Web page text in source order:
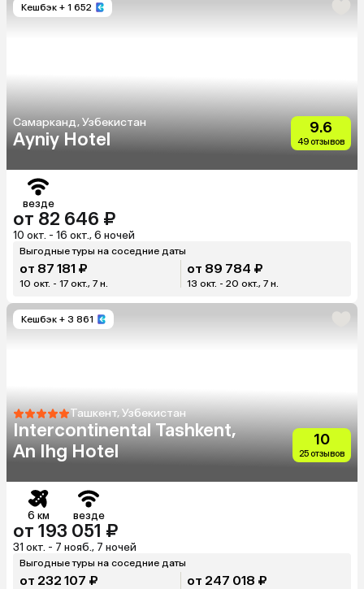
Кешбэк + 1 652
Самарканд, Узбекистан
Ayniу Hotel
9.6
49 отзывов
везде
от 82 646 ₽
10 окт. - 16 окт., 6 ночей
Выгодные туры на соседние даты
от 87 181 ₽
10 окт. - 17 окт., 7 н.
от 89 784 ₽
13 окт. - 20 окт., 7 н.
Кешбэк + 3 861
Ташкент, Узбекистан
Intercontinental Tashkent,
An Ihg Hotel
10
25 отзывов
6 км везде
от 193 051 ₽
31 окт. - 7 нояб., 7 ночей
Выгодные туры на соседние даты
от 232 107 ₽ от 247 018 ₽